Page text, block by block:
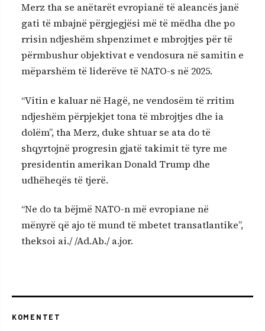
Merz tha se anëtarët evropianë të aleancës janë
gati të mbajnë përgjegjësi më të mëdha dhe po
rrisin ndjeshëm shpenzimet e mbrojtjes për të
përmbushur objektivat e vendosura në samitin e
mëparshëm të liderëve të NATO-s në 2025.
“Vitin e kaluar në Hagë, ne vendosëm të rritim
ndjeshëm përpjekjet tona të mbrojtjes dhe ia
dolëm”, tha Merz, duke shtuar se ata do të
shqyrtojnë progresin gjatë takimit të tyre me
presidentin amerikan Donald Trump dhe
udhëheqës të tjerë.
“Ne do ta bëjmë NATO-n më evropiane në
mënyrë që ajo të mund të mbetet transatlantike”,
theksoi ai./ /Ad.Ab./ a.jor.
KOMENTET